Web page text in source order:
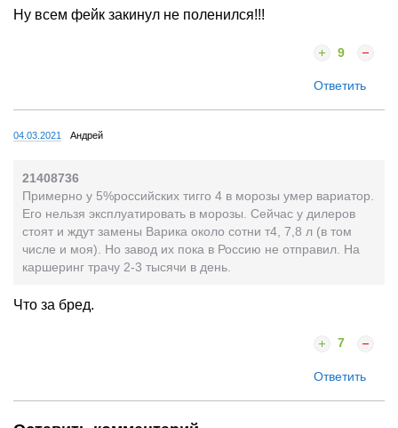
Ну всем фейк закинул не поленился!!!
9
Ответить
04.03.2021 Андрей
21408736
Примерно у 5%российских тигго 4 в морозы умер вариатор.
Его нельзя эксплуатировать в морозы. Сейчас у дилеров
стоят и ждут замены Варика около сотни т4, 7,8 л (в том
числе и моя). Но завод их пока в Россию не отправил. На
каршеринг трачу 2-3 тысячи в день.
Что за бред.
7
Ответить